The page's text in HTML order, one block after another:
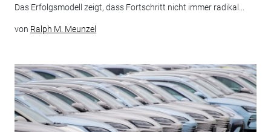
Das Erfolgsmodell zeigt, dass Fortschritt nicht immer radikal...
von Ralph M. Meunzel